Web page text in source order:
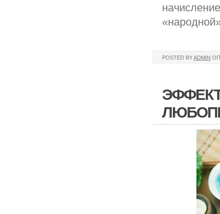
POSTED BYADMIN